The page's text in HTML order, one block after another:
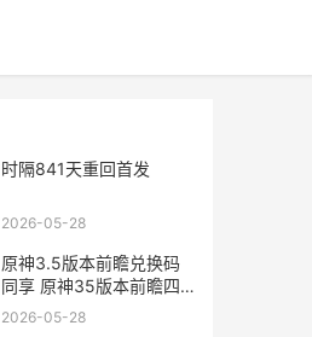
时隔841天重回首发
2026-05-28
原神3.5版本前瞻兑换码
同享 原神35版本前瞻四
星角色
2026-05-28